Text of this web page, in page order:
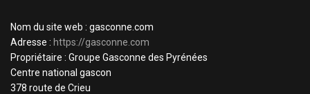
Nom du site web : gasconne.com
Adresse : https://gasconne.com
Propriétaire : Groupe Gasconne des Pyrénées
Centre national gascon
378 route de Crieu